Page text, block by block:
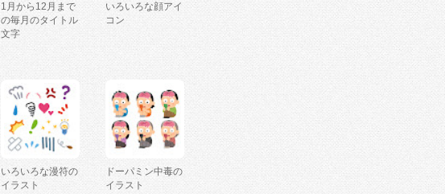
1月から12月まで
の毎月のタイトル
文字
いろいろな顔アイ
コン
いろいろな漫符の
イラスト
ドーパミン中毒の
イラスト